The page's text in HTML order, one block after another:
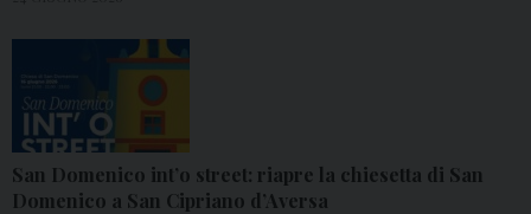
San Domenico int’o street: riapre la chiesetta di San
Domenico a San Cipriano d’Aversa